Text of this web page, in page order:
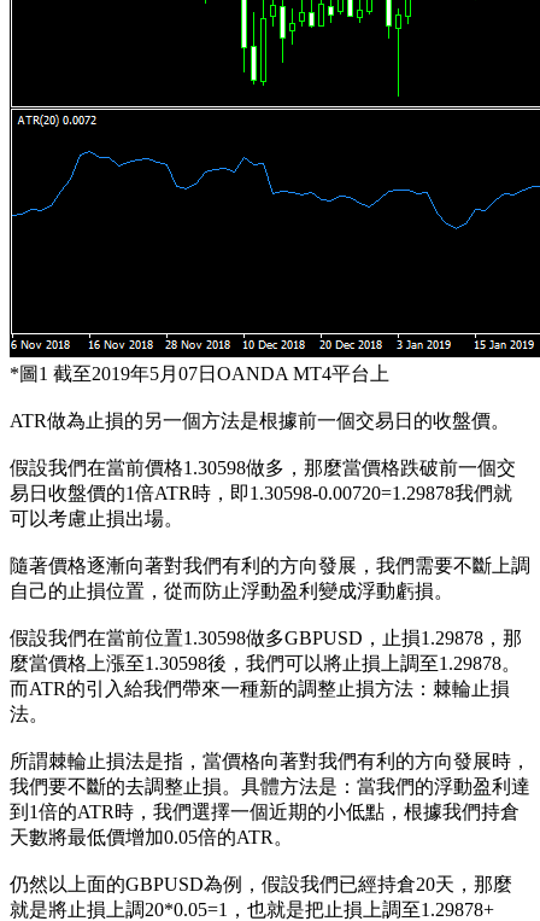
*圖1 截至2019年5月07日OANDA MT4平台上
ATR做為止損的另一個方法是根據前一個交易日的收盤價。
假設我們在當前價格1.30598做多，那麼當價格跌破前一個交
易日收盤價的1倍ATR時，即1.30598-0.00720=1.29878我們就
可以考慮止損出場。
隨著價格逐漸向著對我們有利的方向發展，我們需要不斷上調
自己的止損位置，從而防止浮動盈利變成浮動虧損。
假設我們在當前位置1.30598做多GBPUSD，止損1.29878，那
麼當價格上漲至1.30598後，我們可以將止損上調至1.29878。
而ATR的引入給我們帶來一種新的調整止損方法：棘輪止損
法。
所謂棘輪止損法是指，當價格向著對我們有利的方向發展時，
我們要不斷的去調整止損。具體方法是：當我們的浮動盈利達
到1倍的ATR時，我們選擇一個近期的小低點，根據我們持倉
天數將最低價增加0.05倍的ATR。
仍然以上面的GBPUSD為例，假設我們已經持倉20天，那麼
就是將止損上調20*0.05=1，也就是把止損上調至1.29878+